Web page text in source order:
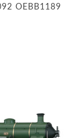
OEBB1189